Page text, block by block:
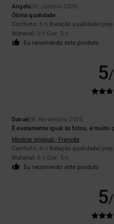
Angela20. Janeiro 2026
Ótima qualidade
Conforto: 5 /5 Relação qualidade/
Material: 5 /5 Cor: 5/5
Eu recomendo este produto
5
Danaé26. Novembro 2025
É exatamente igual às fotos, é muito
Mostrar original - Francês
Conforto: 4 /5 Relação qualidade/
Material: 3 /5 Cor: 5/5
Eu recomendo este produto
5